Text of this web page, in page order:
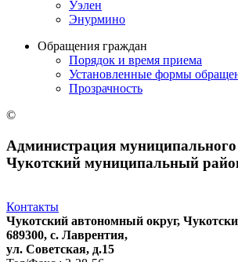
Уэлен
Энурмино
Обращения граждан
Порядок и время приема
Установленные формы
Прозрачность
©
Администрация муниципального
Чукотский муниципальный
Контакты
Чукотский автономный округ,
689300, с. Лаврентия,
ул. Советская, д.15